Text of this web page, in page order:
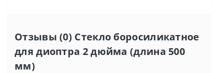
Отзывы (0) Стекло боросиликатное
для диоптра 2 дюйма (длина 500
мм)